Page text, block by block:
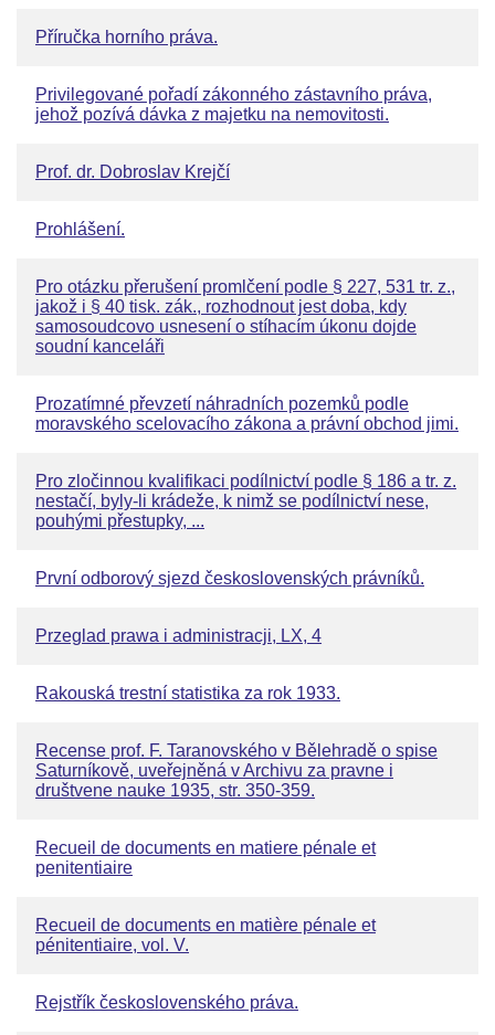
Příručka horního práva.
Privilegované pořadí zákonného zástavního práva,
jehož pozívá dávka z majetku na nemovitosti.
Prof. dr. Dobroslav Krejčí
Prohlášení.
Pro otázku přerušení promlčení podle § 227, 531 tr. z.,
jakož i § 40 tisk. zák., rozhodnout jest doba, kdy
samosoudcovo usnesení o stíhacím úkonu dojde
soudní kanceláři
Prozatímné převzetí náhradních pozemků podle
moravského scelovacího zákona a právní obchod jimi.
Pro zločinnou kvalifikaci podílnictví podle § 186 a tr. z.
nestačí, byly-li krádeže, k nimž se podílnictví nese,
pouhými přestupky, ...
První odborový sjezd československých právníků.
Przeglad prawa i administracji, LX, 4
Rakouská trestní statistika za rok 1933.
Recense prof. F. Taranovského v Bělehradě o spise
Saturníkově, uveřejněná v Archivu za pravne i
društvene nauke 1935, str. 350-359.
Recueil de documents en matiere pénale et
penitentiaire
Recueil de documents en matière pénale et
pénitentiaire, vol. V.
Rejstřík československého práva.